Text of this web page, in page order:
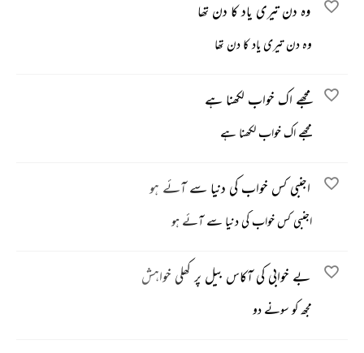
وہ دن تیری یاد کا دن تھا
وہ دن تیری یاد کا دن تھا
مجھے اک خواب لکھنا ہے
مجھے اک خواب لکھنا ہے
اجنبی کس خواب کی دنیا سے آئے ہو
اجنبی کس خواب کی دنیا سے آئے ہو
بے خوابی کی آکاس بیل پر کھلی خواہش
مجھ کو سونے دو